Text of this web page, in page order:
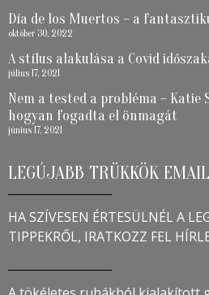
Día de los Muertos – a
október 30, 2022
A stílus alakulása a Covid
július 17, 2021
Nem a tested a probléma –
hogyan fogadta el önmagát
június 17, 2021
LEGÚJABB TRÜKKÖK
HA SZÍVESEN ÉRTESÜLNÉL A
TIPPEKRŐL, IRATKOZZ FEL